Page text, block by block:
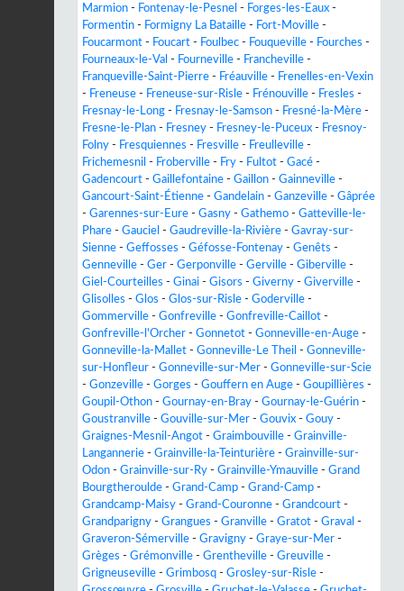
Marmion - Fontenay-le-Pesnel - Forges-les-Eaux -
Formentin - Formigny La Bataille - Fort-Moville -
Foucarmont - Foucart - Foulbec - Fouqueville - Fourches -
Fourneaux-le-Val - Fourneville - Francheville -
Franqueville-Saint-Pierre - Fréauville - Frenelles-en-Vexin
- Freneuse - Freneuse-sur-Risle - Frénouville - Fresles -
Fresnay-le-Long - Fresnay-le-Samson - Fresné-la-Mère -
Fresne-le-Plan - Fresney - Fresney-le-Puceux - Fresnoy-
Folny - Fresquiennes - Fresville - Freulleville -
Frichemesnil - Froberville - Fry - Fultot - Gacé -
Gadencourt - Gaillefontaine - Gaillon - Gainneville -
Gancourt-Saint-Étienne - Gandelain - Ganzeville - Gâprée
- Garennes-sur-Eure - Gasny - Gathemo - Gatteville-le-
Phare - Gauciel - Gaudreville-la-Rivière - Gavray-sur-
Sienne - Geffosses - Géfosse-Fontenay - Genêts -
Genneville - Ger - Gerponville - Gerville - Giberville -
Giel-Courteilles - Ginai - Gisors - Giverny - Giverville -
Glisolles - Glos - Glos-sur-Risle - Goderville -
Gommerville - Gonfreville - Gonfreville-Caillot -
Gonfreville-l'Orcher - Gonnetot - Gonneville-en-Auge -
Gonneville-la-Mallet - Gonneville-Le Theil - Gonneville-
sur-Honfleur - Gonneville-sur-Mer - Gonneville-sur-Scie
- Gonzeville - Gorges - Gouffern en Auge - Goupillières -
Goupil-Othon - Gournay-en-Bray - Gournay-le-Guérin -
Goustranville - Gouville-sur-Mer - Gouvix - Gouy -
Graignes-Mesnil-Angot - Graimbouville - Grainville-
Langannerie - Grainville-la-Teinturière - Grainville-sur-
Odon - Grainville-sur-Ry - Grainville-Ymauville - Grand
Bourgtheroulde - Grand-Camp - Grand-Camp -
Grandcamp-Maisy - Grand-Couronne - Grandcourt -
Grandparigny - Grangues - Granville - Gratot - Graval -
Graveron-Sémerville - Gravigny - Graye-sur-Mer -
Grèges - Grémonville - Grentheville - Greuville -
Grigneuseville - Grimbosq - Grosley-sur-Risle -